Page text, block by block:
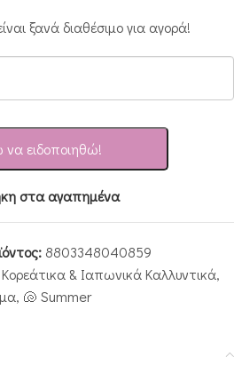
ξανά διαθέσιμο για αγορά!
ειδοποιηθώ!
στα αγαπημένα
8803348040859
Κορεάτικα & Ιαπωνικά Καλλυντικά,
, 🐚 Summer